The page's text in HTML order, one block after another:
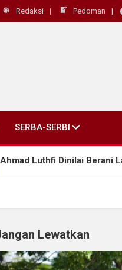
Redaksi Pedoman
SERBA-SERBI
Berani Lahirkan
Lewatkan